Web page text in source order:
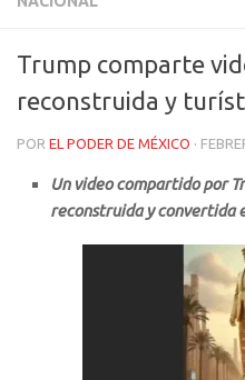
Trump comparte
reconstruida y
POR EL PODER DE MÉXICO ·
Un video compartido por
reconstruida y convertida